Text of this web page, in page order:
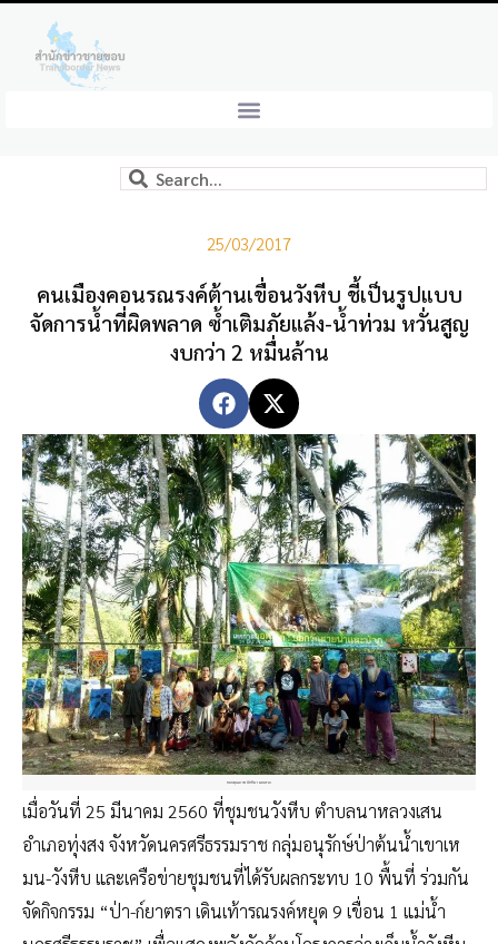
25/03/2017
คนเมืองคอนรณรงค์ต้านเขื่อนวังหีบ ชี้เป็นรูปแบบ
จัดการน้ำที่ผิดพลาด ซ้ำเติมภัยแล้ง-น้ำท่วม หวั่นสูญ
งบกว่า 2 หมื่นล้าน
ขอบคุณภาพ จิตติมา ผลเสวก
เมื่อวันที่ 25 มีนาคม 2560 ที่ชุมชนวังหีบ ตำบลนาหลวงเสน
อำเภอทุ่งสง จังหวัดนครศรีธรรมราช กลุ่มอนุรักษ์ป่าต้นน้ำเขาเห
มน-วังหีบ และเครือข่ายชุมชนที่ได้รับผลกระทบ 10 พื้นที่ ร่วมกัน
จัดกิจกรรม “ป่า-ก์ยาตรา เดินเท้ารณรงค์หยุด 9 เขื่อน 1 แม่น้ำ